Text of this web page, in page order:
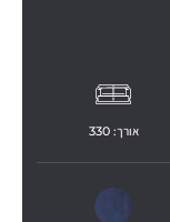
אורך: 330